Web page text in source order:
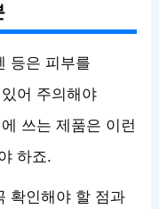
등은 피부를
어 주의해야
쓰는 제품은 이런
하죠.
확인해야 할 점과